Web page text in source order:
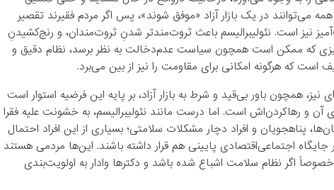
می‌توانند در یک بازار آزاد «موفق شوند»، پس اگر مردم فقیرند تقصیر
نیز است. نئولیبرالیسم باعث ثروت‌مندتر شدنِ ثروت‌مندان، و رنج‌کشیدنِ
که ممکن است همچون سیاست عدم‌دخالت به‌ نظر برسد، نظام دقیق و
که هرگونه امکانی برای مقاومت را نیز از بین می‌برد.
نیز، همچون باور بی‌قید و شرط به بازار آزاد، بر پایه این فرضیه استوار است
و رهاکردن‌اش است. اما درست مانند نئولیبرالیسم، به خشونت علیه فقرا
پناهجویان و افراد دچار مشکلات سلامتی؛ بسیاری از این افراد احتمال
جایگاه اجتماعی‌اقتصادی پایینی هم قرار داشته باشند. این‌ها مردمی هستند
خطر مرگ براثر کووید ۱۹ قرار دارد، خصوصاً اگر نظام سلامت اشباع شده باشد و دکترها وادار به اولویت‌بندی